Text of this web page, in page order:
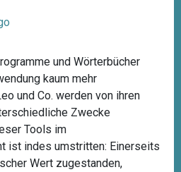
und Wörterbücher
kaum mehr
und Co. werden von ihren
Zwecke
Tools im
ist indes umstritten: Einerseits
Wert zugestanden,